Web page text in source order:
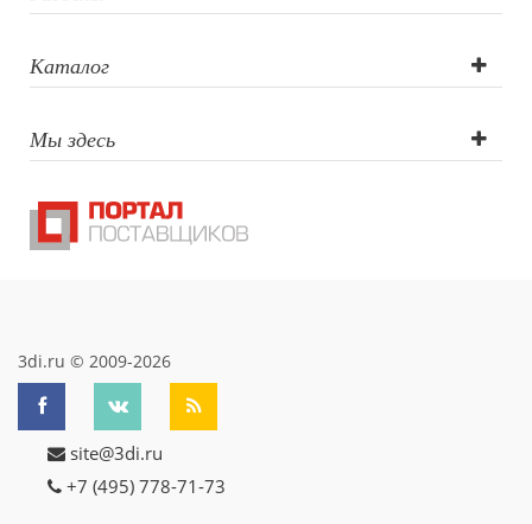
Каталог
Мы здесь
3di.ru © 2009-2026
site@3di.ru
+7 (495) 778-71-73